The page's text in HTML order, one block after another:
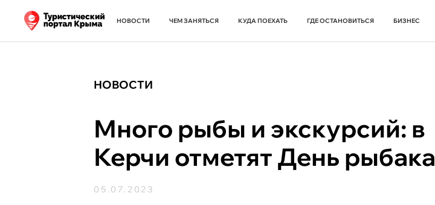
НОВОСТИ ЧЕМ ЗАНЯТЬСЯ КУДА ПОЕХАТЬ ГДЕ ОСТАНОВИТЬСЯ БИЗНЕС
НОВОСТИ
Много рыбы и экскурсий: в
Керчи отметят День рыбака
05.07.2023